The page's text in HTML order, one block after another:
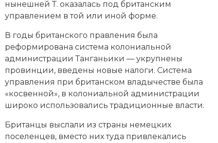
нынешней Т. оказалась под британским
управлением в той или иной форме.
В годы британского правления была
реформирована система колониальной
администрации Танганьики — укрупнены
провинции, введены новые налоги. Система
управления при британском владычестве была
«косвенной», в колониальной администрации
широко использовались традиционные власти.
Британцы выслали из страны немецких
поселенцев, вместо них туда привлекались